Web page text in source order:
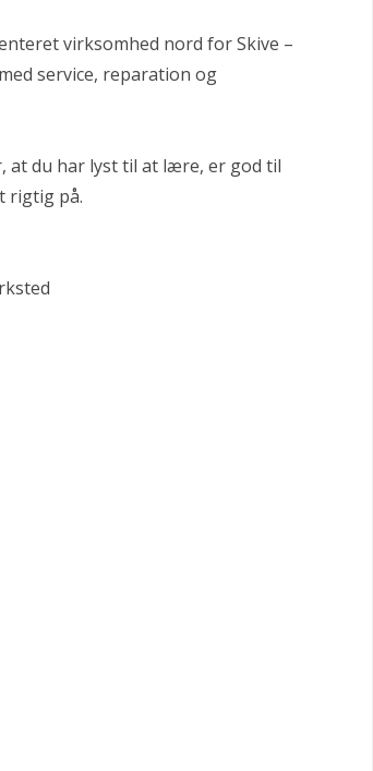
virksomhed nord for Skive –
service, reparation og
at du har lyst til at lære, er god til
rigtig på.